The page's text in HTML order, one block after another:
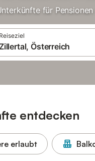
für
Reiseziel
entdecken
erlaubt